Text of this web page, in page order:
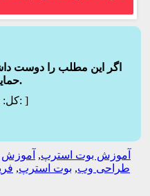
اگر این مطلب را دوست
حمایت کنید.
[کل:میانگین: ]
آموزش بوت استرپ, آموزش
طراحی وب, بوت استرپ,